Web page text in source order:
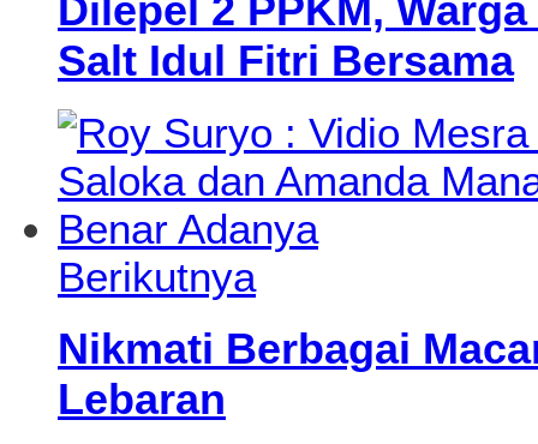
Dilepel 2 PPKM,
Salt Idul Fitri Bersama
Berikutnya
Nikmati Berbagai
Lebaran